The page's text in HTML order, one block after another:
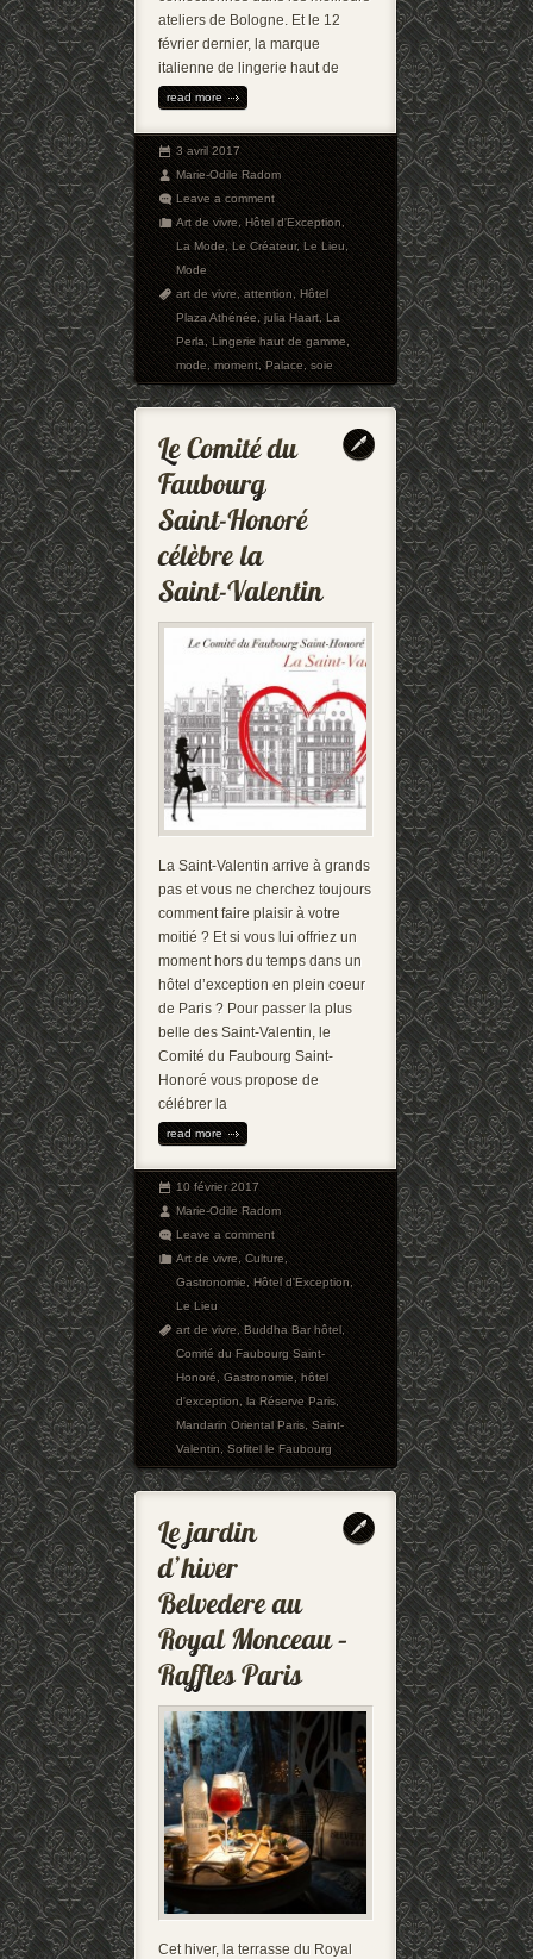
ateliers de Bologne. Et le 12
février dernier, la marque
italienne de lingerie haut de
read more
3 avril 2017
Marie-Odile Radom
Leave a comment
Art de vivre,Hôtel d'Exception,
La Mode,Le Créateur,Le Lieu,
Mode
art de vivre,attention,Hôtel
Plaza Athénée,julia Haart,La
Perla,Lingerie haut de gamme,
mode,moment,Palace,soie
La Saint-Valentin arrive à grands
pas et vous ne cherchez toujours
comment faire plaisir à votre
moitié ? Et si vous lui offriez un
moment hors du temps dans un
hôtel d’exception en plein coeur
de Paris ? Pour passer la plus
belle des Saint-Valentin, le
Comité du Faubourg Saint-
Honoré vous propose de
célébrer la
read more
10 février 2017
Marie-Odile Radom
Leave a comment
Art de vivre,Culture,
Gastronomie,Hôtel d'Exception,
Le Lieu
art de vivre,Buddha Bar hôtel,
Comité du Faubourg Saint-
Honoré,Gastronomie,hôtel
d'exception,la Réserve Paris,
Mandarin Oriental Paris,Saint-
Valentin,Sofitel le Faubourg
Cet hiver, la terrasse du Royal